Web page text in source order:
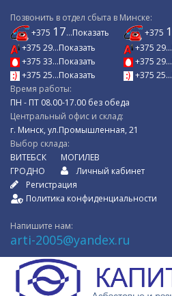
Позвонить в отдел сбыта в Минске:
+375 17...Показать
+375 29...Показать
+375 33...Показать
+375 25...Показать
+375
+375
+375
+375
Время работы:
ПН - ПТ 08.00-17.00 без обеда
Центральный офис и склад:
г. Минск, ул.Промышленная, 21
Выбор склада:
ВИТЕБСК
ГРОДНО
МОГИЛЕВ
Личный кабинет
Регистрация
Политика конфиденциальности
Напишите нам:
arti-2005@yandex.ru